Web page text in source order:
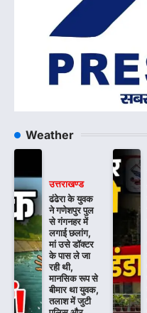
Weather
उत्तराखण्ड
ढंढेरा के युवक
ने गणेशपुर पुल
से गंगनहर में
लगाई छलांग,
मां उसे डॉक्टर
के पास ले जा
रही थी,
मानसिक रूप से
बीमार था युवक,
तलाश में जुटी